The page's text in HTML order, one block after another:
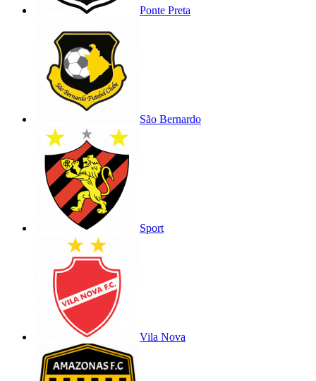
Ponte Preta
São Bernardo
Sport
Vila Nova